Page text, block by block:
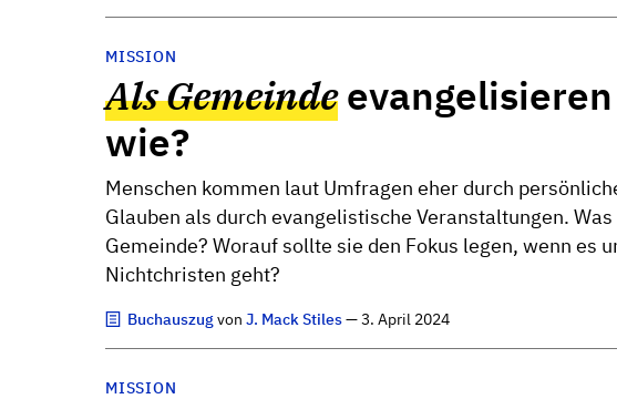
MISSION
Als Gemeinde
wie?
Menschen kommen laut Umfragen eher durch
Glauben als durch evangelistische Veranstaltungen.
Gemeinde? Worauf sollte sie den Fokus legen, wenn es
Nichtchristen geht?
BuchauszugvonJ. Mack Stiles— 3. April 2024
MISSION